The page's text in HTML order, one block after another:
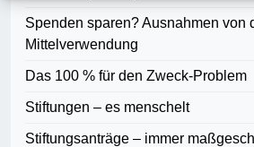
Spenden sparen? Ausnahmen von
Mittelverwendung
Das 100 % für den Zweck-Problem
Stiftungen – es menschelt
Stiftungsanträge – immer